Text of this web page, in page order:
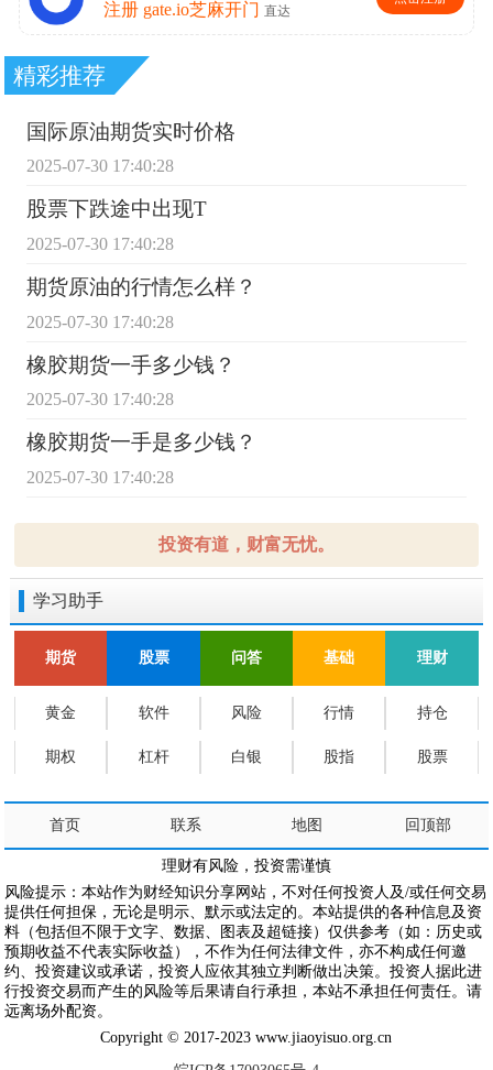
精彩推荐
国际原油期货实时价格
2025-07-30 17:40:28
股票下跌途中出现T
2025-07-30 17:40:28
期货原油的行情怎么样？
2025-07-30 17:40:28
橡胶期货一手多少钱？
2025-07-30 17:40:28
橡胶期货一手是多少钱？
2025-07-30 17:40:28
投资有道，财富无忧。
学习助手
期货 股票 问答 基础 理财
黄金 软件 风险 行情 持仓
期权 杠杆 白银 股指 股票
首页 联系 地图 回顶部
理财有风险，投资需谨慎
风险提示：本站作为财经知识分享网站，不对任何投资人及/或任何交易
提供任何担保，无论是明示、默示或法定的。本站提供的各种信息及资
料（包括但不限于文字、数据、图表及超链接）仅供参考（如：历史或
预期收益不代表实际收益），不作为任何法律文件，亦不构成任何邀
约、投资建议或承诺，投资人应依其独立判断做出决策。投资人据此进
行投资交易而产生的风险等后果请自行承担，本站不承担任何责任。请
远离场外配资。
Copyright © 2017-2023 www.jiaoyisuo.org.cn